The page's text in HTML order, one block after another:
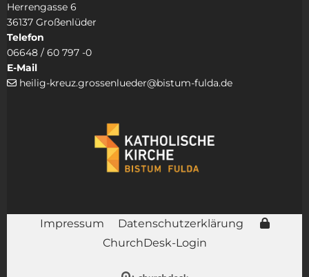
Herrengasse 6
36137 Großenlüder
Telefon
06648 / 60 797 -0
E-Mail
 heilig-kreuz.grossenlueder@bistum-fulda.de
Impressum
Datenschutzerklärung
ChurchDesk-Login